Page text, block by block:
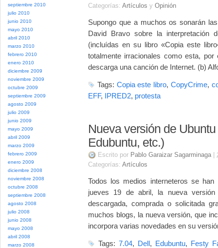
septiembre 2010
julio 2010
junio 2010
mayo 2010
abril 2010
marzo 2010
febrero 2010
enero 2010
diciembre 2009
noviembre 2009
octubre 2009
septiembre 2009
agosto 2009
julio 2009
junio 2009
mayo 2009
abril 2009
marzo 2009
febrero 2009
enero 2009
diciembre 2008
noviembre 2008
octubre 2008
septiembre 2008
agosto 2008
julio 2008
junio 2008
mayo 2008
abril 2008
marzo 2008
Categorías: Artículos y Opinión
Supongo que a muchos os sonarán
David Bravo sobre la
(incluídas en su libro «Copia este
totalmente irracionales como esta,
descarga una canción de Internet. (b)
Tags: Copia este libro,CopyCrime,
EFF, IPRED2, protesta
Nueva versión de
Edubuntu, etc.)
Escrito por Pablo Garaizar Sagarminaga
Categorías: Artículos
Todos los medios interneteros se
jueves 19 de abril, la nueva
descargada, comprada o solicitada
muchos blogs, la nueva versión, que
incorpora varias novedades en su
Tags: 7.04, Dell, Edubuntu, Festy